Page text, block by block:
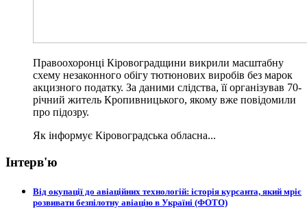
Правоохоронці Кіровоградщини викрили масштабну
схему незаконного обігу тютюнових виробів без марок
акцизного податку. За даними слідства, її організував 70-
річний житель Кропивницького, якому вже повідомили
про підозру.
Як інформує Кіровоградська обласна...
Інтерв'ю
Від окупації до авіаційних технологій: історія курсанта, який мріє
розвивати безпілотну авіацію в Україні (ФОТО)